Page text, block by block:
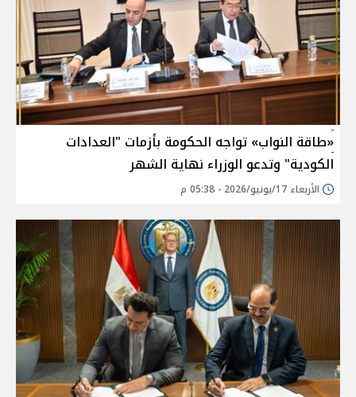
«طاقة النواب» تواجه الحكومة بأزمات "العدادات
الكودية" وتدعو الوزراء نهاية الشهر
الأربعاء 17/يونيو/2026 - 05:38 م